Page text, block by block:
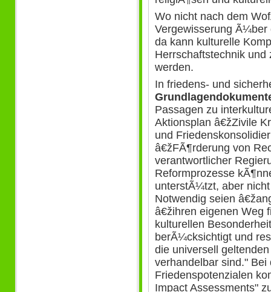
Wo nicht nach dem
Vergewisserung Ã¼ber
da kann kulturelle
Herrschaftstechnik und
werden.
In friedens- und
Passagen zu
Aktionsplan â€žZivile
und
â€žFÃ¶rderung von
verantwortlicher
Reformprozesse
unterstÃ¼tzt, aber
Notwendig seien
â€žihren eigenen Weg
kulturellen
berÃ¼cksichtigt und
die universell
verhandelbar sind."
Friedenspotenzialen
Impact Assessments"